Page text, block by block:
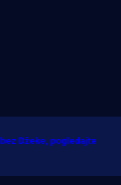
Kenana Kodre
Džeke, pogledajte